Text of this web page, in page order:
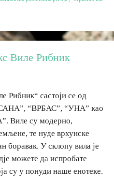
Виле Рибник
Рибник“ састоји се од
“ВРБАС”, “УНА” као
Виле су модерно,
те нуде врхунске
боравак. У склопу вила је
можете да испробате
су у понуди наше енотеке.